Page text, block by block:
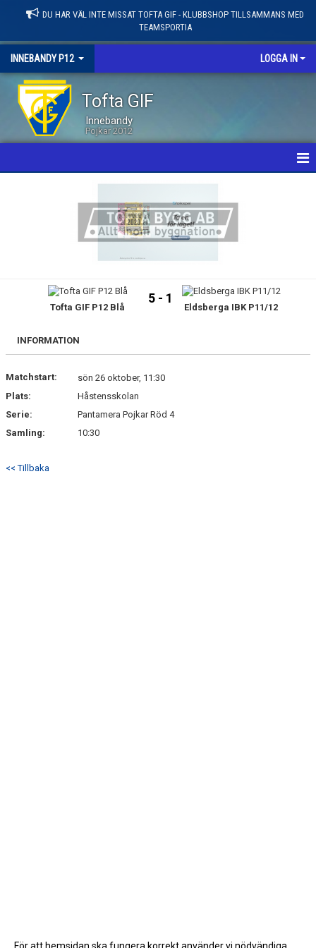
DU HAR VÄL INTE MISSAT TOFTA GIF - KLUBBSHOP TILLSAMMANS MED
TEAMSPORTIA
INNEBANDY P12 LOGGA IN
Tofta GIF
Innebandy
Pojkar 2012
LEDARE / TRUPP
BILDGALLERI
Tofta GIF P12 Blå
5 - 1
Eldsberga IBK P11/12
INFORMATION
Matchstart:
sön 26 oktober, 11:30
Plats:
Håstensskolan
Serie:
Pantamera Pojkar Röd 4
Samling:
10:30
<< Tillbaka